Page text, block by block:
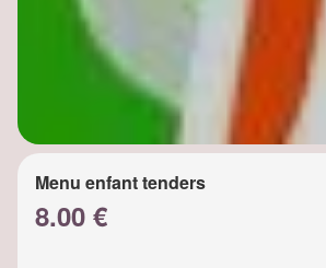
Menu enfant tenders
8.00 €